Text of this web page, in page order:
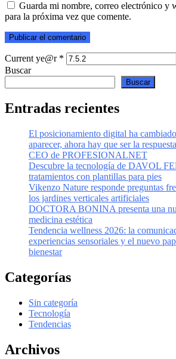
Guarda mi nombre, correo electrónico y
para la próxima vez que comente.
Current ye@r *
Buscar
Buscar
Entradas recientes
El posicionamiento digital ha
aparecer, ahora hay que ser la
CEO de PROFESIONALNET
Descubre la tecnología de DAVOL
tratamientos con plantillas para pies
Vikenzo Nature responde preguntas
los jardines verticales artificiales
DOCTORA BONINA presenta una
medicina estética
Tendencia wellness 2026: la
experiencias sensoriales y el nuevo
bienestar
Categorías
Sin categoría
Tecnología
Tendencias
Archivos